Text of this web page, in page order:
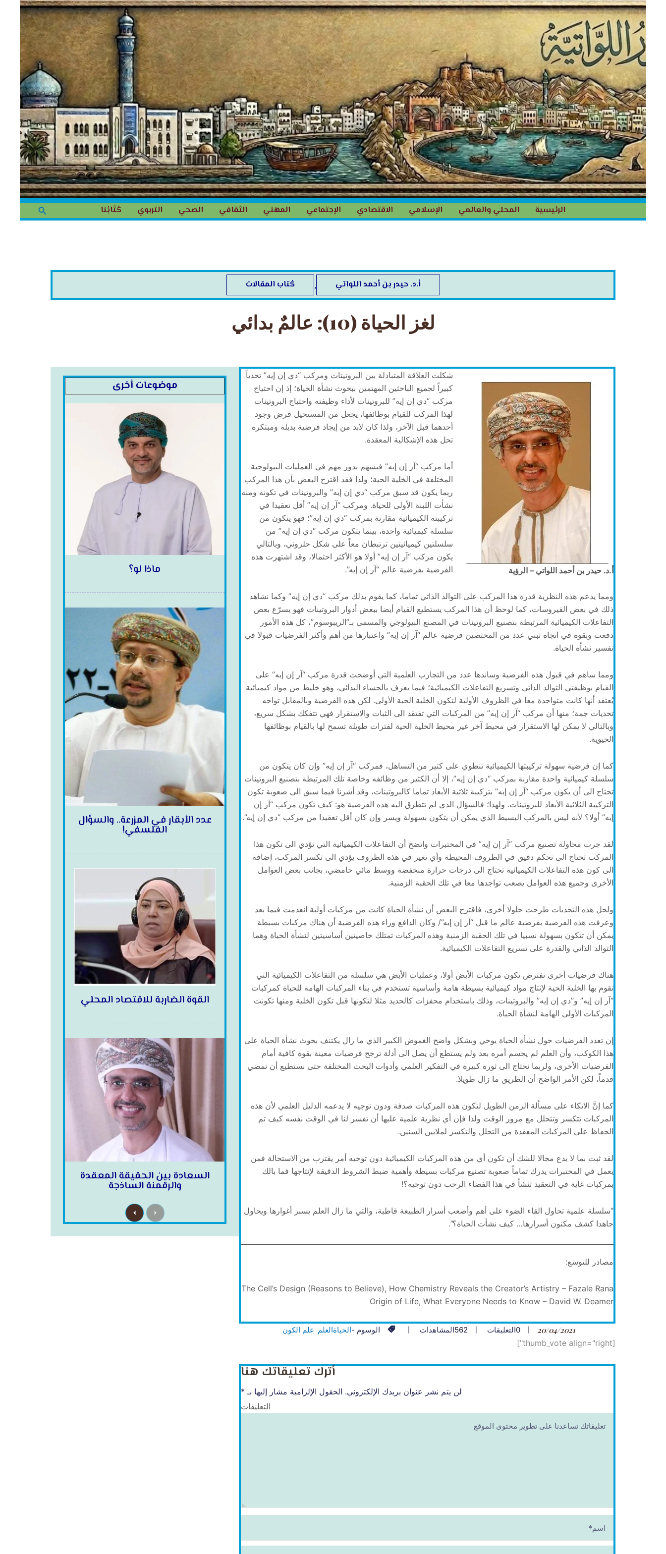
المحتوى
الرئيسية المحلي والعالمي الإسلامي الاقتصادي الإجتماعي المهني الثقافي الصحي التربوي كُتَابُنا البحث
أ.د. ‬حيدر‭ ‬بن‭ ‬أحمد‭ ‬اللواتي , كُتاب المقالات
لغز الحياة (10): عالمٌ بدائي
أ.د. حيدر بن أحمد اللواتي – الرؤية
شكلت العلاقة المتبادلة بين البروتينات ومركب “دي إن إيه” تحدياً
كبيراً لجميع الباحثين المهتمين ببحوث نشأة الحياة؛ إذ إن احتياج
مركب “دي إن إيه” للبروتينات لأداء وظيفته واحتياج البروتينات
لهذا المركب للقيام بوظائفها، يجعل من المستحيل فرض وجود
أحدهما قبل الآخر، ولذا كان لابد من إيجاد فرضية بديلة ومبتكرة
تحل هذه الإشكالية المعقدة.
أما مركب “آر إن إيه” فيسهم بدور مهم في العمليات البيولوجية
المختلفة في الخلية الحية؛ ولذا فقد اقترح البعض بأن هذا المركب
ربما يكون قد سبق مركب “دي إن إيه” والبروتينات في تكونه ومنه
نشأت اللبنة الأولى للحياة. ومركب “آر إن إيه” أقل تعقيدا في
تركيبته الكيميائية مقارنة بمركب “دي إن إيه”؛ فهو يتكون من
سلسلة كيميائية واحدة، بينما يتكون مركب “دي إن إيه” من
سلسلتين كيميائيتين ترتبطان معاً على شكل حلزوني، وبالتالي
يكون مركب “آر إن إيه” أولا هو الأكثر احتمالا، وقد اشتهرت هذه
الفرضية بفرضية عالم “آر إن إيه”.
ومما يدعم هذه النظرية قدرة هذا المركب على التوالد الذاتي تماما، كما يقوم بذلك مركب “دي إن إيه” وكما نشاهد
ذلك في بعض الفيروسات، كما لوحظ أن هذا المركب يستطيع القيام أيضا ببعض أدوار البروتينات فهو يسرّع بعض
التفاعلات الكيميائية المرتبطة بتصنيع البروتينات في المصنع البيولوجي والمسمى بـ”الريبوسوم”، كل هذه الأمور
دفعت وبقوة في اتجاه تبني عدد من المختصين فرضية عالم “آر إن إيه” واعتبارها من أهم وأكثر الفرضيات قبولا في
تفسير نشأة الحياة.
ومما ساهم في قبول هذه الفرضية وساندها عدد من التجارب العلمية التي أوضحت قدرة مركب “آر إن إيه” على
القيام بوظيفتي التوالد الذاتي وتسريع التفاعلات الكيميائية؛ فيما يعرف بالحساء البدائي، وهو خليط من مواد كيميائية
يُعتقد أنها كانت متواجدة معا في الظروف الأولية لتكون الخلية الحية الأولى. لكن هذه الفرضية وبالمقابل تواجه
تحديات جمة؛ منها أن مركب “آر إن إيه” من المركبات التي تفتقد الى الثبات والاستقرار فهي تتفكك بشكل سريع،
وبالتالي لا يمكن لها الاستقرار في محيط آخر غير محيط الخلية الحية لفترات طويلة تسمح لها بالقيام بوظائفها
الحيوية.
كما إن فرضية سهولة تركيبتها الكيميائية تنطوي على كثير من التساهل، فمركب “آر إن إيه” وإن كان يتكون من
سلسلة كيميائية واحدة مقارنة بمركب “دي إن إيه”، إلا أن الكثير من وظائفه وخاصة تلك المرتبطة بتصنيع البروتينات
تحتاج الى أن يكون مركب “آر إن إيه” بتركيبة ثلاثية الأبعاد تماما كالبروتينات، وقد أشرنا فيما سبق الى صعوبة تكون
التركيبة الثلاثية الأبعاد للبروتينات. ولهذا؛ فالسؤال الذي لم تتطرق اليه هذه الفرضية هو: كيف تكون مركب “آر إن
إيه” أولا؟ لأنه ليس بالمركب البسيط الذي يمكن أن يتكون بسهولة ويسر وإن كان أقل تعقيدا من مركب “دي إن إيه”.
لقد جرت محاولة تصنيع مركب “آر إن إيه” في المختبرات واتضح أن التفاعلات الكيميائية التي تؤدي الى تكون هذا
المركب تحتاج الى تحكم دقيق في الظروف المحيطة وأي تغير في هذه الظروف يؤدي الى تكسر المركب، إضافة
الى كون هذه التفاعلات الكيميائية تحتاج الى درجات حرارة منخفضة ووسط مائي حامضي، بجانب بعض العوامل
الأخرى وجميع هذه العوامل يصعب تواجدها معا في تلك الحقبة الزمنية.
ولحل هذه التحديات طرحت حلولا أخرى، فاقترح البعض أن نشأة الحياة كانت من مركبات أولية انعدمت فيما بعد
وعرفت هذه الفرضية بفرضية عالم ما قبل “آر إن إيه”/ وكان الدافع وراء هذه الفرضية أن هناك مركبات بسيطة
يمكن أن تتكون بسهولة نسبيا في تلك الحقبة الزمنية وهذه المركبات تمتلك خاصيتين أساسيتين لنشأة الحياة وهما
التوالد الذاتي والقدرة على تسريع التفاعلات الكيميائية.
هناك فرضيات أخرى تفترض تكون مركبات الأيض أولا، وعمليات الأيض هي سلسلة من التفاعلات الكيميائية التي
تقوم بها الخلية الحية لإنتاج مواد كيميائية بسيطة هامة وأساسية تستخدم في بناء المركبات الهامة للحياة كمركبات
“آر إن إيه” و”دي إن إيه” والبروتينات، وذلك باستخدام محفزات كالحديد مثلا لتكونها قبل تكون الخلية ومنها تكونت
المركبات الأولى الهامة لنشأة الحياة.
إن تعدد الفرضيات حول نشأة الحياة يوحي وبشكل واضح الغموض الكبير الذي ما زال يكتنف بحوث نشأة الحياة على
هذا الكوكب، وأن العلم لم يحسم أمره بعد ولم يستطع أن يصل الى أدلة ترجح فرضيات معينة بقوة كافية أمام
الفرضيات الأخرى، ولربما نحتاج الى ثورة كبيرة في التفكير العلمي وأدوات البحث المختلفة حتى نستطيع أن نمضي
قدماً، لكن الأمر الواضح أن الطريق ما زال طويلا.
كما إنَّ الاتكاء على مسألة الزمن الطويل لتكون هذه المركبات صدفة ودون توجيه لا يدعمه الدليل العلمي لأن هذه
المركبات تتكسر وتتحلل مع مرور الوقت ولذا فإن أي نظرية علمية عليها أن تفسر لنا في الوقت نفسه كيف تم
الحفاظ على المركبات المعقدة من التحلل والتكسر لملايين السنين.
لقد ثبت بما لا يدع مجالا للشك أن تكون أي من هذه المركبات الكيميائية دون توجيه أمر يقترب من الاستحالة فمن
يعمل في المختبرات يدرك تماماً صعوبة تصنيع مركبات بسيطة وأهمية ضبط الشروط الدقيقة لإنتاجها فما بالك
بمركبات غاية في التعقيد تنشأ في هذا الفضاء الرحب دون توجيه؟!
“سلسلة علمية تحاول القاء الضوء على أهم وأصعب أسرار الطبيعة قاطبة، والتي ما زال العلم يسبر أغوارها ويحاول
جاهدا كشف مكنون أسرارها… كيف نشأت الحياة؟”.
مصادر للتوسع:
The Cell’s Design (Reasons to Believe), How Chemistry Reveals the Creator’s Artistry – Fazale Rana
Origin of Life, What Everyone Needs to Know – David W. Deamer
20/04/2021
0التعليقات 562المشاهدات الوسوم -الحياةالعلم علم الكون
[thumb_vote align="right"]
أترك تعليقاتك هنا
لن يتم نشر عنوان بريدك الإلكتروني. الحقول الإلزامية مشار إليها بـ *
التعليقات
م
*
موضوعات أخرى
ماذا لو؟
عدد الأبقار في المزرعة.. والسؤال
الفلسفي!
القوة الضاربة للاقتصاد المحلي
السعادة بين الحقيقة المعقدة
والرقمنة الساذجة
P
r
v
N
e
t